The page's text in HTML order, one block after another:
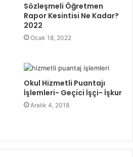
Sözleşmeli Öğretmen
Rapor Kesintisi Ne Kadar?
2022
Ocak 18, 2022
Okul Hizmetli Puantajı
İşlemleri- Geçici İşçi- İşkur
Aralık 4, 2018